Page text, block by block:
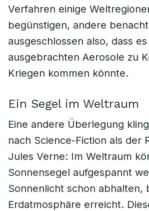
Verfahren einige
begünstigen, andere
ausgeschlossen also, dass
ausgebrachten Aerosole zu
Kriegen kommen könnte.
Ein Segel im Weltraum
Eine andere Überlegung
nach Science-Fiction als der
Jules Verne: Im Weltraum
Sonnensegel aufgespannt
Sonnenlicht schon abhalten,
Erdatmosphäre erreicht.